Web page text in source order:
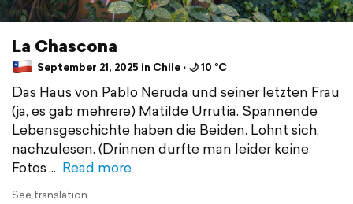
La Chascona
September 21, 2025 in Chile ⋅ 🌙 10 °C
Das Haus von Pablo Neruda und seiner letzten Frau
(ja, es gab mehrere) Matilde Urrutia. Spannende
Lebensgeschichte haben die Beiden. Lohnt sich,
nachzulesen. (Drinnen durfte man leider keine
Fotos
Read more
See translation